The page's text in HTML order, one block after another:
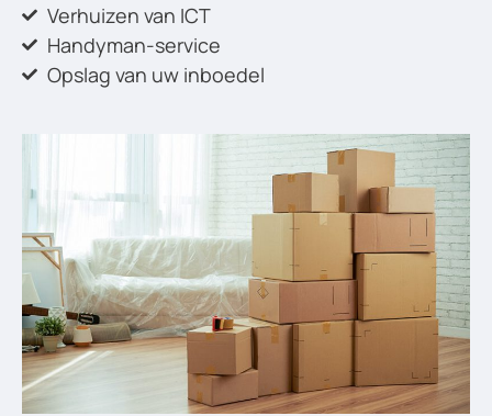
Verhuizen van ICT
Handyman-service
Opslag van uw inboedel